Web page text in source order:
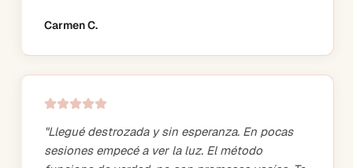
Carmen C.
"Llegué destrozada y sin esperanza. En pocas
sesiones empecé a ver la luz. El método